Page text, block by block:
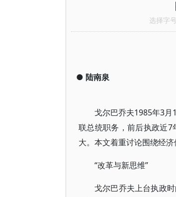
选择字
● 陆南泉
戈尔巴乔夫1985年3
联总统职务，前后执政近
大。本文着重讨论围绕经
“改革与新思维”
戈尔巴乔夫上台执政